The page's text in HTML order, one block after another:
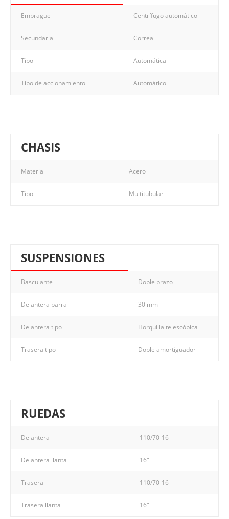
Embrague Centrífugo automático
Secundaria Correa
Tipo Automática
Tipo de accionamiento Automático
CHASIS
Material Acero
Tipo Multitubular
SUSPENSIONES
Basculante Doble brazo
Delantera barra 30 mm
Delantera tipo Horquilla telescópica
Trasera tipo Doble amortiguador
RUEDAS
Delantera 110/70-16
Delantera llanta 16"
Trasera 110/70-16
Trasera llanta 16"